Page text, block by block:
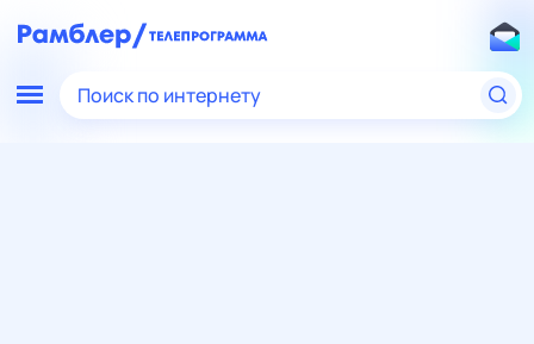
Поиск по интернету